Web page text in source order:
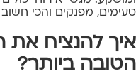
טעימים, מפנקים והכי
איך להנציח את
הטובה ביותר?